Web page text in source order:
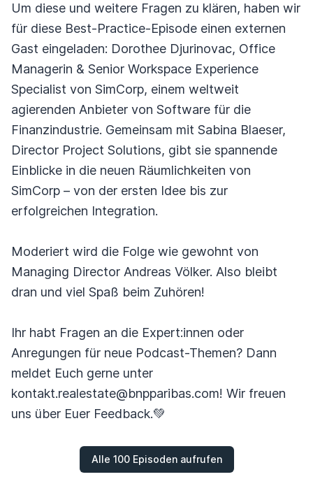
Um diese und weitere Fragen zu klären, haben wir
für diese Best-Practice-Episode einen externen
Gast eingeladen: Dorothee Djurinovac, Office
Managerin & Senior Workspace Experience
Specialist von SimCorp, einem weltweit
agierenden Anbieter von Software für die
Finanzindustrie. Gemeinsam mit Sabina Blaeser,
Director Project Solutions, gibt sie spannende
Einblicke in die neuen Räumlichkeiten von
SimCorp – von der ersten Idee bis zur
erfolgreichen Integration.
Moderiert wird die Folge wie gewohnt von
Managing Director Andreas Völker. Also bleibt
dran und viel Spaß beim Zuhören!
Ihr habt Fragen an die Expert:innen oder
Anregungen für neue Podcast-Themen? Dann
meldet Euch gerne unter
kontakt.realestate@bnpparibas.com! Wir freuen
uns über Euer Feedback.💚
Alle 100 Episoden aufrufen